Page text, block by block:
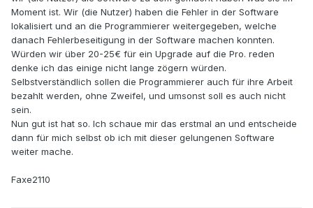
Moment ist. Wir (die Nutzer) haben die Fehler in der Software
lokalisiert und an die Programmierer weitergegeben, welche
danach Fehlerbeseitigung in der Software machen konnten.
Würden wir über 20-25€ für ein Upgrade auf die Pro. reden
denke ich das einige nicht lange zögern würden.
Selbstverständlich sollen die Programmierer auch für ihre Arbeit
bezahlt werden, ohne Zweifel, und umsonst soll es auch nicht
sein.
Nun gut ist hat so. Ich schaue mir das erstmal an und entscheide
dann für mich selbst ob ich mit dieser gelungenen Software
weiter mache.
Faxe2110